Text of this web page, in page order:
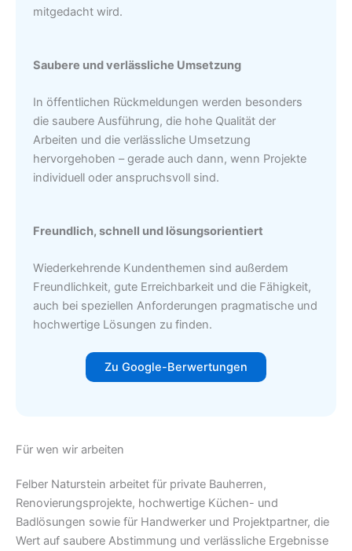
mitgedacht wird.
Saubere und verlässliche Umsetzung
In öffentlichen Rückmeldungen werden besonders
die saubere Ausführung, die hohe Qualität der
Arbeiten und die verlässliche Umsetzung
hervorgehoben – gerade auch dann, wenn Projekte
individuell oder anspruchsvoll sind.
Freundlich, schnell und lösungsorientiert
Wiederkehrende Kundenthemen sind außerdem
Freundlichkeit, gute Erreichbarkeit und die Fähigkeit,
auch bei speziellen Anforderungen pragmatische und
hochwertige Lösungen zu finden.
Zu Google-Berwertungen
Für wen wir arbeiten
Felber Naturstein arbeitet für private Bauherren,
Renovierungsprojekte, hochwertige Küchen- und
Badlösungen sowie für Handwerker und Projektpartner, die
Wert auf saubere Abstimmung und verlässliche Ergebnisse